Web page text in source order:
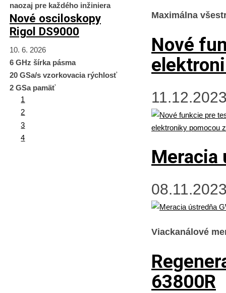
Maximálna
Nové
Meracia
Viackanálové
63800R
naozaj pre každého inžiniera
Nové osciloskopy
Rigol DS9000
10. 6. 2026
6 GHz šírka pásma
20 GSa/s vzorkovacia rýchlosť
2 GSa pamäť
1
2
3
4